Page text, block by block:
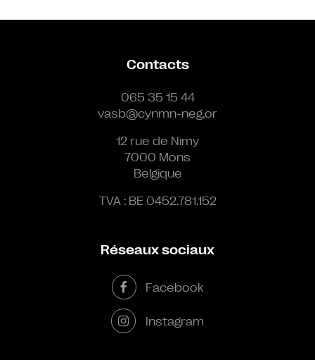
Contacts
065 35 15 44
vasb@cynmn-neg.or
12 rue de Nimy
7000 Mons
Belgique
TVA : BE 0452.781.152
Réseaux sociaux
Facebook
Instagram